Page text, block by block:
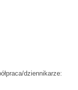
dziennikarze: